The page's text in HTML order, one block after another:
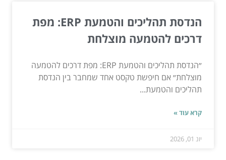
הנדסת תהליכים והטמעת ERP: מפת
דרכים להטמעה מוצלחת
״הנדסת תהליכים והטמעת ERP: מפת דרכים להטמעה
מוצלחת״ אם חיפשת טקסט אחד שמחבר בין הנדסת
תהליכים והטמעת...
קרא עוד »
יונ 01, 2026